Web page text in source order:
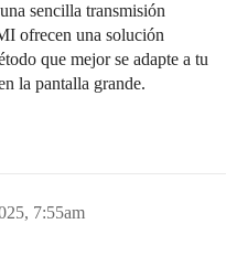
sencilla transmisión
ofrecen una solución
que mejor se adapte a tu
la pantalla grande.
7:55am